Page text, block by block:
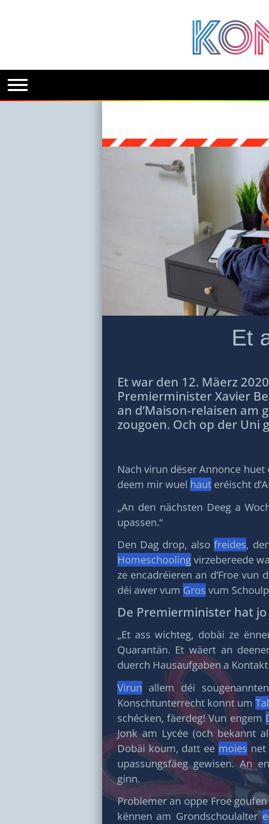
Et
Et war den 12. Mäerz
Premierminister Xavier
an d’Maison-relaisen am
zougoen. Och op der Uni
Nach virun dëser Annonce huet
deem mir wuel hauteréischt
„An den nächsten Deeg a
upassen.“
Den Dag drop, alsofreides,
Homeschoolingvirzebereede
ze encadréieren an d’Froe vun
déi awer vum Gros vum
De Premierminister hat
„Et ass wichteg, dobäi ze
Quarantän. Et wäert an
duerch Hausaufgaben a
Virun allem déi
Konschtunterrecht konnt um
schécken, fäerdeg! Vun engem
Jonk am Lycée (och bekannt
Dobäi koum, datt eemoiesnet
upassungsfäeg gewisen. An
ginn.
Problemer an oppe Froe
kënnen am Grondschoulalter